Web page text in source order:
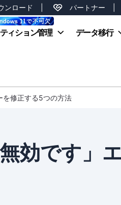
ンロード パートナー
ィション管理 データ移行
修正する5つの方法
効です」